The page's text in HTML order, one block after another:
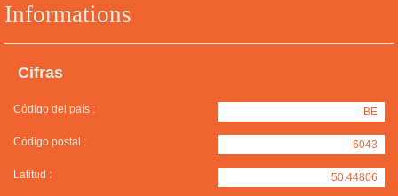
Informations
Cifras
Código del país : BE
Código postal : 6043
Latitud : 50.44806